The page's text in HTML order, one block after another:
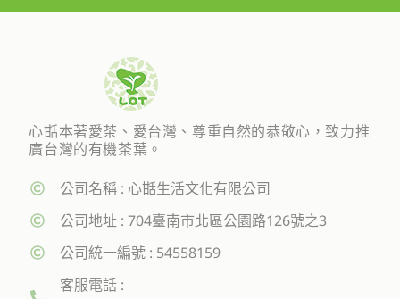
心甛本著愛茶、愛台灣、尊重自然的恭敬心，致力推
廣台灣的有機茶葉。
公司名稱 : 心甛生活文化有限公司
公司地址 : 704臺南市北區公園路126號之3
公司統一編號 : 54558159
客服電話 :